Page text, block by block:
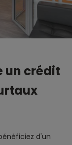
un crédit
d'un